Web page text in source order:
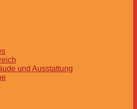
und Ausstattung